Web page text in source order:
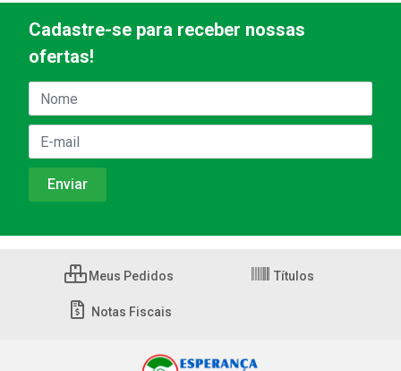
Cadastre-se para receber nossas
ofertas!
Meus Pedidos Títulos
Notas Fiscais